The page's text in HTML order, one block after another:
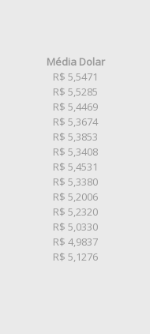
Média Dolar
R$ 5,5471
R$ 5,5285
R$ 5,4469
R$ 5,3674
R$ 5,3853
R$ 5,3408
R$ 5,4531
R$ 5,3380
R$ 5,2006
R$ 5,2320
R$ 5,0330
R$ 4,9837
R$ 5,1276